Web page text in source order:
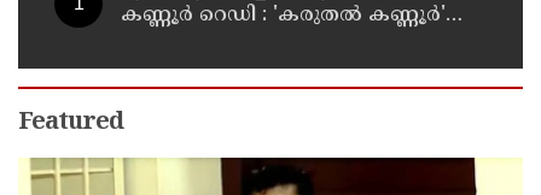
കണ്ണൂർ റെഡി : 'കരുതൽ കണ്ണൂർ'
Featured